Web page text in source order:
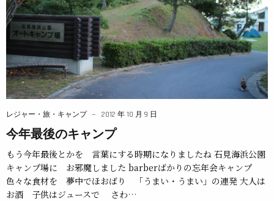
レジャー・旅・キャンプ 2012 年 10 月 9 日
今年最後のキャンプ
もう今年最後とかを 言葉にする時期になりましたね 石見海浜公園
キャンプ場に お邪魔しました barberばかりの忘年会キャンプ
色々な食材を 夢中でほおばり 「うまい・うまい」の連発 大人は
お酒 子供はジュースで さわ…